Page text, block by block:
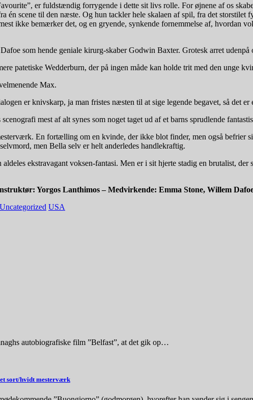
er fuldstændig forrygende i dette sit livs rolle. For øjnene af os
scene til den næste. Og hun tackler hele skalaen af spil, fra det storstilet
ikke bemærker det, og en gryende, synkende fornemmelse af, hvordan
som hende geniale kirurg-skaber Godwin Baxter. Grotesk arret
patetiske Wedderburn, der på ingen måde kan holde trit med den unge
Max.
er knivskarp, ja man fristes næsten til at sige legende begavet, så det
mest af alt synes som noget taget ud af et barns sprudlende
En fortælling om en kvinde, der ikke blot finder, men også befrier
men Bella selv er helt anderledes handlekraftig.
ekstravagant voksen-fantasi. Men er i sit hjerte stadig en brutalist,
Yorgos Lanthimos – Medvirkende: Emma Stone, Willem
Uncategorized USA
autobiografiske film ”Belfast”, at det gik op…
sort/hvidt mesterværk